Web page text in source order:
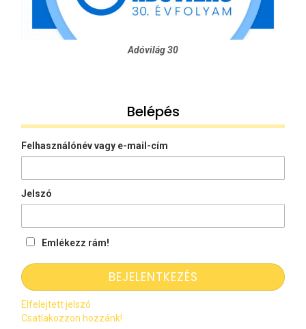
Adóvilág 30
Belépés
Felhasználónév vagy e-mail-cím
Jelszó
Emlékezz rám!
Elfelejtett jelszó
Csatlakozzon hozzánk!